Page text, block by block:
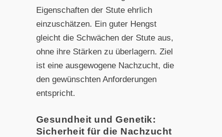
Eigenschaften der Stute ehrlich
einzuschätzen. Ein guter Hengst
gleicht die Schwächen der Stute aus,
ohne ihre Stärken zu überlagern. Ziel
ist eine ausgewogene Nachzucht, die
den gewünschten Anforderungen
entspricht.
Gesundheit und Genetik:
Sicherheit für die Nachzucht